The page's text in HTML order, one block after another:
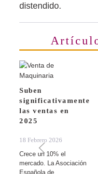
distendido.
Suben
significativamente
las ventas en
2025
18 Febrero 2026
Crece un 10% el
mercado. La Asociación
Española de